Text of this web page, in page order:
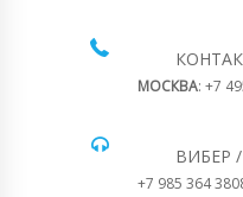
МОСКВА: +7
ВИБЕР
+7 985 364